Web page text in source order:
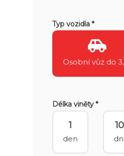
Typ vozidla *
Osobní vůz do
Délka viněty *
1
den
10